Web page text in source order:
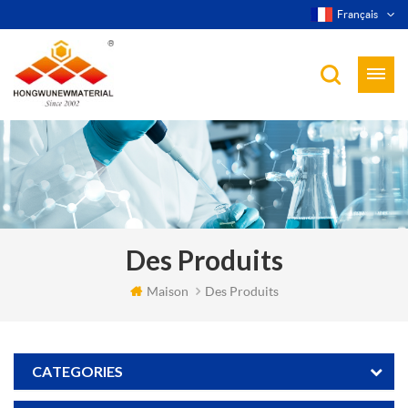
Français
Des Produits
Maison Des Produits
CATEGORIES